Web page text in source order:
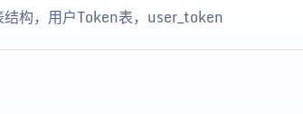
构，用户Token表，user_token